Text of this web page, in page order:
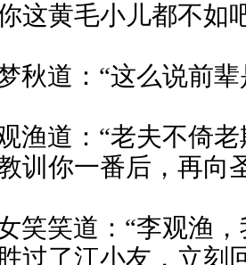
这黄毛小儿都不如
秋道：“这么说前辈
渔道：“老夫不倚
训你一番后，再向
笑笑道：“李观渔
过了江小友，立刻